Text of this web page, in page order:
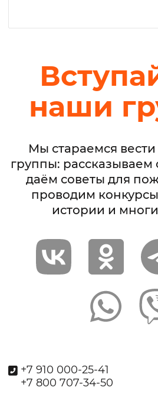
наши
Мы стараемся
группы:
даём советы для
проводим
истории и
+7 910 000-25-41
+7 800 707-34-50